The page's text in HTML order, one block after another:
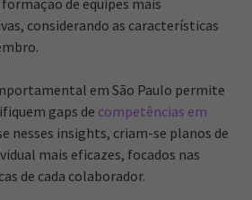
de equipes mais
considerando as características
em São Paulo permite
gaps de competências em
nesses insights, criam-se planos de
mais eficazes, focados nas
de cada colaborador.